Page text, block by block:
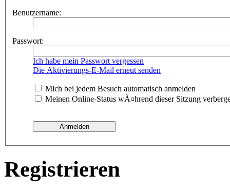
Benutzername:
Passwort:
Ich habe mein Passwort vergessen
Die Aktivierungs-E-Mail erneut senden
Mich bei jedem Besuch automatisch anmelden
Meinen Online-Status wÃ¤hrend dieser Sitzung
Registrieren